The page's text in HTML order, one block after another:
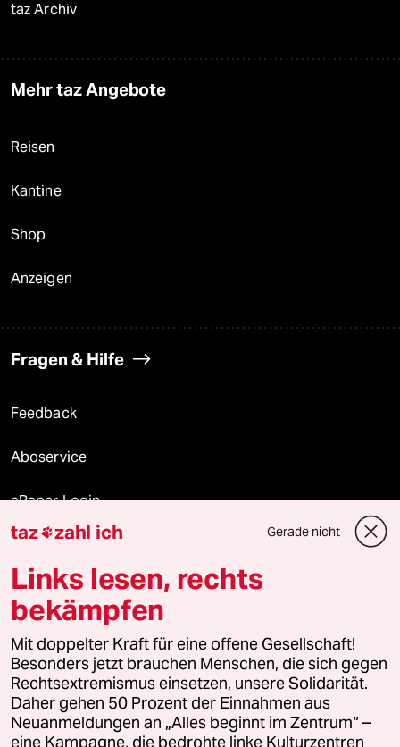
taz Archiv
Mehr taz Angebote
Reisen
Kantine
Shop
Anzeigen
Fragen & Hilfe
Feedback
Aboservice
ePaper Login
Downloads für Abonnierende
© 2026 taz Verlags und Vertriebs GmbH
Alle Rechte vorbehalten. Bei rechtlichen Fragen oder für Genehmigungen
wenden Sie sich bitte an
lizenzen@taz.de
Feedback Redaktionsstatut Kommune-Richtlinien
taz zahl ich Gerade nicht
Links lesen, rechts
bekämpfen
Mit doppelter Kraft für eine offene Gesellschaft!
Besonders jetzt brauchen Menschen, die sich gegen
Rechtsextremismus einsetzen, unsere Solidarität.
Daher gehen 50 Prozent der Einnahmen aus
Neuanmeldungen an „Alles beginnt im Zentrum“ –
eine Kampagne, die bedrohte linke Kulturzentren